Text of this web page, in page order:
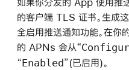
如果你分发的 App 使用推
的客户端 TLS 证书。生成
全启用推送通知功能。在你
的 APNs 会从“
“Enabled”(已启用)。